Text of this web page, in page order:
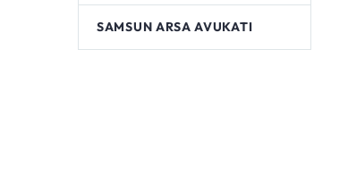
SAMSUN ARSA AVUKATI